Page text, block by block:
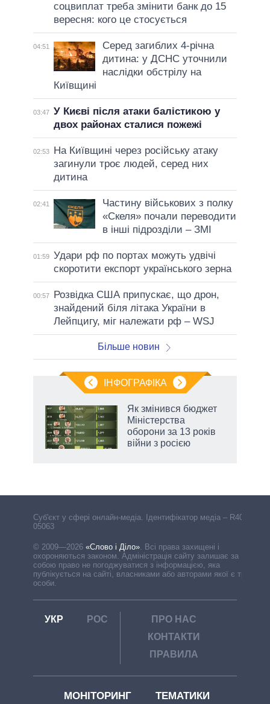
соцвиплат треба змінити банк до 15
вересня: кого це стосується
04:51
Серед загиблих 4-річна
дитина: у ДСНС уточнили
наслідки обстрілу на
Київщині
03:47 У Києві після атаки балістикою у
двох районах сталися пожежі
02:53
На Київщині через російську атаку
загинули троє людей, серед них
дитина
02:41
Частину військових з полку
«Скеля» почали переводити
в інші підрозділи – ЗМІ
01:59 Удари рф по портах можуть удвічі
скоротити експорт українського зерна
00:57
Розвідка США припускає, що дрон,
знайдений біля літака України в
Лейпцигу, міг належати рф – WSJ
Більше новин
ІНФОГРАФІКА
Як змінився бюджет
Міністерства
оборони за 13 років
війни з росією
Cуб'єкт у сфері онлайн-медіа. Ідентифікатор медіа – R40-
05063
© 2009—2026 «Слово і Діло». Всі права захищені і
охороняються законом. Адміністрація сайту залишає за
собою право не погоджуватися з інформацією, яка
публікується на сайті, власниками або авторами якої є треті
особи.
УКР РОС
ПРО НАС
КОНТАКТИ
ПРАВИЛА
МОНІТОРИНГ ТЕМАТИКИ